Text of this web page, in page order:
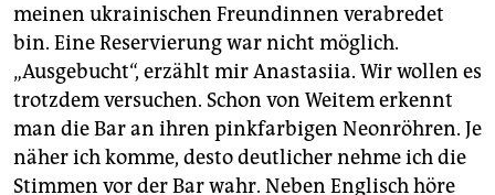
abo
genossenschaft
epaper login
meinen ukrainischen Freundinnen verabredet
bin. Eine Reservierung war nicht möglich.
„Ausgebucht“, erzählt mir Anastasiia. Wir wollen es
trotzdem versuchen. Schon von Weitem erkennt
man die Bar an ihren pinkfarbigen Neonröhren. Je
näher ich komme, desto deutlicher nehme ich die
Stimmen vor der Bar wahr. Neben Englisch höre